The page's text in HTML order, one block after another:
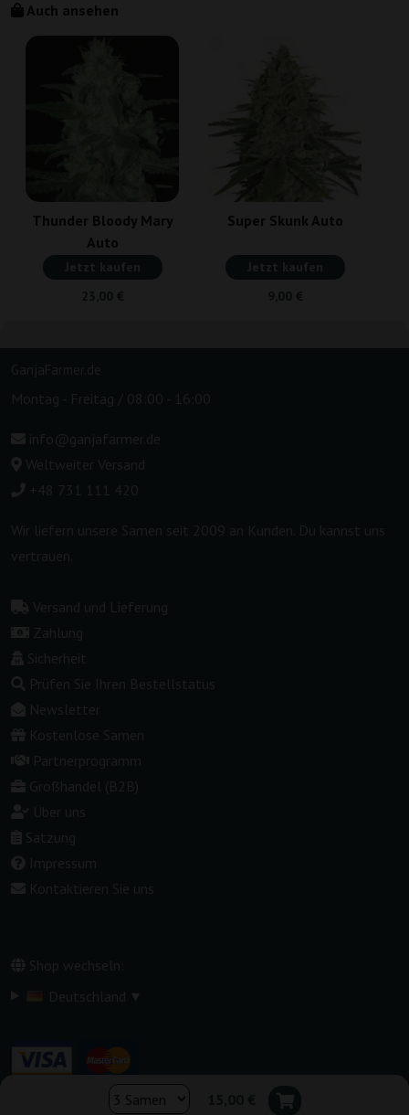
Auch ansehen
Thunder Bloody Mary
Auto
Jetzt kaufen
23,00 €
Super Skunk Auto
Jetzt kaufen
9,00 €
GanjaFarmer.de
Montag - Freitag / 08:00 - 16:00
info@ganjafarmer.de
Weltweiter Versand
+48 731 111 420
Wir liefern unsere Samen seit 2009 an Kunden. Du kannst uns
vertrauen.
Versand und Lieferung
Zahlung
Sicherheit
Prüfen Sie Ihren Bestellstatus
Newsletter
Kostenlose Samen
Partnerprogramm
Großhandel (B2B)
Über uns
Satzung
Impressum
Kontaktieren Sie uns
Shop wechseln:
Deutschland ▾